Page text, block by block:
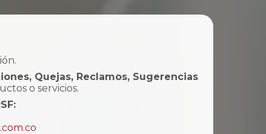
Quejas, Reclamos, Sugerencias
o servicios.